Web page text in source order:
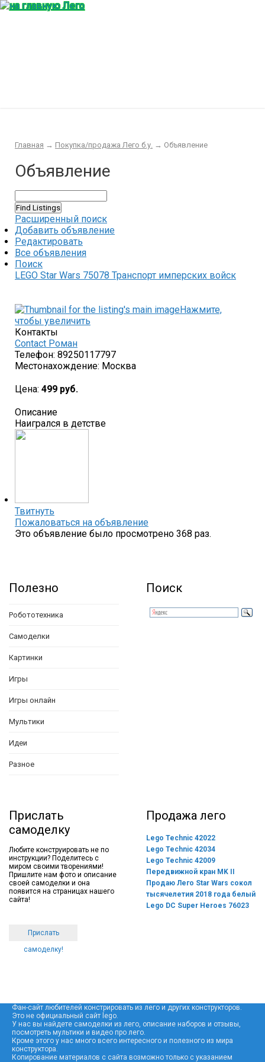
Главная → Покупка/продажа Лего б.у. → Объявление
Объявление
Расширенный поиск
Добавить объявление
Редактировать
Все объявления
Поиск
LEGO Star Wars 75078 Транспорт имперских войск
Нажмите,
чтобы увеличить
Контакты
Contact Роман
Телефон: 89250117797
Местонахождение: Москва
Цена: 499 руб.
Описание
Наигрался в детстве
Твитнуть
Пожаловаться на объявление
Это объявление было просмотрено 368 раз.
Полезно
Робототехника
Самоделки
Картинки
Игры
Игры онлайн
Мультики
Идеи
Разное
Поиск
Прислать
самоделку
Любите конструировать не по
инструкции? Поделитесь с
миром своими творениями!
Пришлите нам фото и описание
своей самоделки и она
появится на страницах нашего
сайта!
Прислать
самоделку!
Продажа лего
Lego Technic 42022
Lego Technic 42034
Lego Technic 42009
Передвижной кран MK II
Продаю Лего Star Wars сокол
тысячелетия 2018 года белый
Lego DC Super Heroes 76023
Фан-сайт любителей констрировать из лего и других конструкторов.
Это не официальный сайт lego.
У нас вы найдете самоделки из лего, описание наборов и отзывы,
посмотреть мультики и видео про лего.
Кроме этого у нас много всего интересного и полезного из мира
конструктора.
Копирование материалов с сайта возможно только с указанием